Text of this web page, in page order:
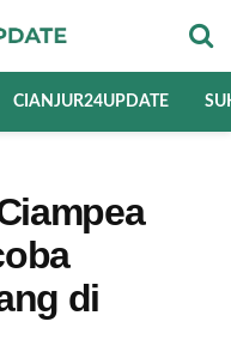
CIANJUR24UPDATE
di